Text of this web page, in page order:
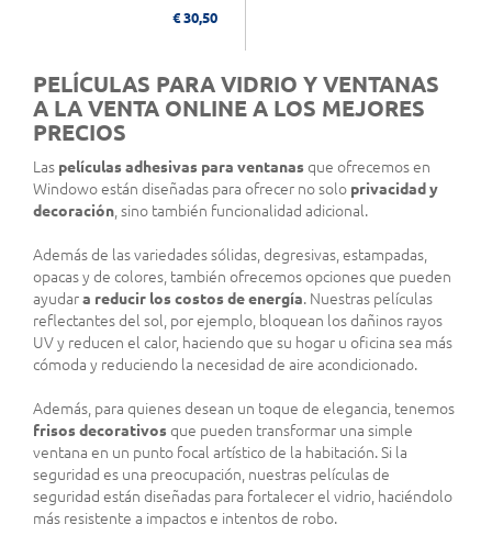
€ 30,50
PELÍCULAS PARA VIDRIO Y VENTANAS
A LA VENTA ONLINE A LOS MEJORES
PRECIOS
Las películas adhesivas para ventanasque ofrecemos en
Windowo están diseñadas para ofrecer no solo privacidad y
decoración, sino también funcionalidad adicional.
Además de las variedades sólidas, degresivas, estampadas,
opacas y de colores, también ofrecemos opciones que pueden
ayudara reducir los costos de energía. Nuestras películas
reflectantes del sol, por ejemplo, bloquean los dañinos rayos
UV y reducen el calor, haciendo que su hogar u oficina sea más
cómoda y reduciendo la necesidad de aire acondicionado.
Además, para quienes desean un toque de elegancia, tenemos
frisos decorativosque pueden transformar una simple
ventana en un punto focal artístico de la habitación. Si la
seguridad es una preocupación, nuestras películas de
seguridad están diseñadas para fortalecer el vidrio, haciéndolo
más resistente a impactos e intentos de robo.